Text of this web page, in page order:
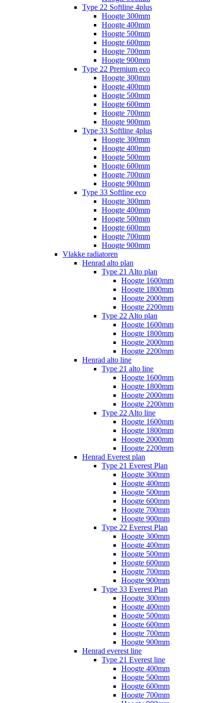
Type 22 Softline 4plus
Hoogte 300mm
Hoogte 400mm
Hoogte 500mm
Hoogte 600mm
Hoogte 700mm
Hoogte 900mm
Type 22 Premium eco
Hoogte 300mm
Hoogte 400mm
Hoogte 500mm
Hoogte 600mm
Hoogte 700mm
Hoogte 900mm
Type 33 Softline 4plus
Hoogte 300mm
Hoogte 400mm
Hoogte 500mm
Hoogte 600mm
Hoogte 700mm
Hoogte 900mm
Type 33 Softline eco
Hoogte 300mm
Hoogte 400mm
Hoogte 500mm
Hoogte 600mm
Hoogte 700mm
Hoogte 900mm
Vlakke radiatoren
Henrad alto plan
Type 21 Alto plan
Hoogte 1600mm
Hoogte 1800mm
Hoogte 2000mm
Hoogte 2200mm
Type 22 Alto plan
Hoogte 1600mm
Hoogte 1800mm
Hoogte 2000mm
Hoogte 2200mm
Henrad alto line
Type 21 alto line
Hoogte 1600mm
Hoogte 1800mm
Hoogte 2000mm
Hoogte 2200mm
Type 22 Alto line
Hoogte 1600mm
Hoogte 1800mm
Hoogte 2000mm
Hoogte 2200mm
Henrad Everest plan
Type 21 Everest Plan
Hoogte 300mm
Hoogte 400mm
Hoogte 500mm
Hoogte 600mm
Hoogte 700mm
Hoogte 900mm
Type 22 Everest Plan
Hoogte 300mm
Hoogte 400mm
Hoogte 500mm
Hoogte 600mm
Hoogte 700mm
Hoogte 900mm
Type 33 Everest Plan
Hoogte 300mm
Hoogte 400mm
Hoogte 500mm
Hoogte 600mm
Hoogte 700mm
Hoogte 900mm
Henrad everest line
Type 21 Everest line
Hoogte 400mm
Hoogte 500mm
Hoogte 600mm
Hoogte 700mm